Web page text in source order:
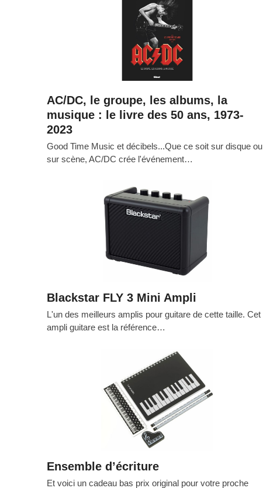
AC/DC, le groupe, les albums, la
musique : le livre des 50 ans, 1973-
2023
Good Time Music et décibels...Que ce soit sur disque ou
sur scène, AC/DC crée l'événement…
Blackstar FLY 3 Mini Ampli
L'un des meilleurs amplis pour guitare de cette taille. Cet
ampli guitare est la référence…
Ensemble d’écriture
Et voici un cadeau bas prix original pour votre proche